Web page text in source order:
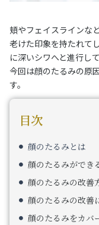
頬やフェイスラインな
老けた印象を持たれて
に深いシワへと進行し
今回は顔のたるみの原
す。
目次
顔のたるみとは
顔のたるみができ
顔のたるみの改善
顔のたるみの改善
顔のたるみをカバ